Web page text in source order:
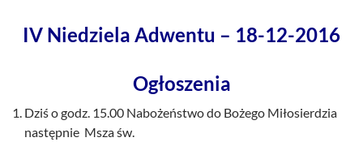
IV Niedziela Adwentu – 18-12-2016
Ogłoszenia
Dziś o godz. 15.00 Nabożeństwo do Bożego Miłosierdzia
następnie Msza św.